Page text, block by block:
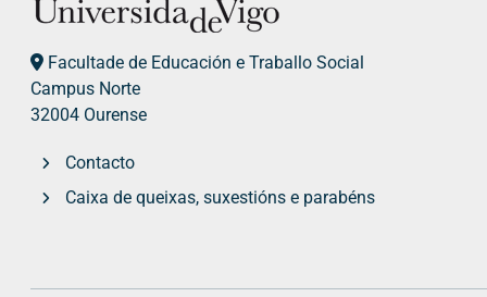
Facultade de Educación e Traballo Social
Campus Norte
32004 Ourense
Contacto
Caixa de queixas, suxestións e parabéns